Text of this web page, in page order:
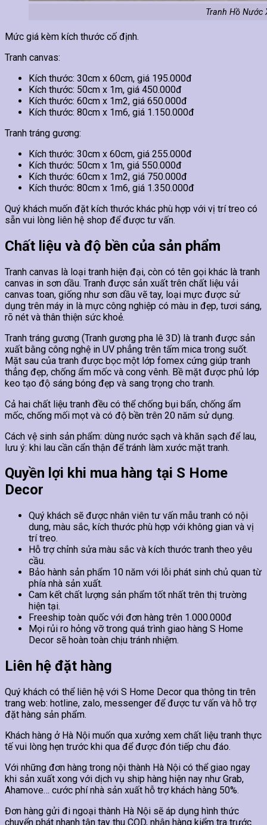
Tranh Hồ Nước
Mức giá kèm kích thước cố định.
Tranh canvas:
Kích thước: 30cm x 60cm, giá 195.000đ
Kích thước: 50cm x 1m, giá 450.000đ
Kích thước: 60cm x 1m2, giá 650.000đ
Kích thước: 80cm x 1m6, giá 1.150.000đ
Tranh tráng gương:
Kích thước: 30cm x 60cm, giá 255.000đ
Kích thước: 50cm x 1m, giá 550.000đ
Kích thước: 60cm x 1m2, giá 750.000đ
Kích thước: 80cm x 1m6, giá 1.350.000đ
Quý khách muốn đặt kích thước khác phù hợp với vị trí treo có
sẵn vui lòng liên hệ shop để được tư vấn.
Chất liệu và độ bền của sản phẩm
Tranh canvas là loại tranh hiện đại, còn có tên gọi khác là tranh
canvas in sơn dầu. Tranh được sản xuất trên chất liệu vải
canvas toan, giống như sơn dầu vẽ tay, loại mực được sử
dụng trên máy in là mực công nghiệp có màu in đẹp, tươi sáng,
rõ nét và thân thiện sức khoẻ.
Tranh tráng gương (Tranh gương pha lê 3D) là tranh được sản
xuất bằng công nghệ in UV phẳng trên tấm mica trong suốt.
Mặt sau của tranh được bọc một lớp fomex cứng giúp tranh
thẳng đẹp, chống ẩm mốc và cong vênh. Bề mặt được phủ lớp
keo tạo độ sáng bóng đẹp và sang trọng cho tranh.
Cả hai chất liệu tranh đều có thể chống bụi bẩn, chống ẩm
mốc, chống mối mọt và có độ bền trên 20 năm sử dụng.
Cách vệ sinh sản phẩm: dùng nước sạch và khăn sạch để lau,
lưu ý: khi lau cần cẩn thận để tránh làm xước mặt tranh.
Quyền lợi khi mua hàng tại S Home
Decor
Quý khách sẽ được nhân viên tư vấn mẫu tranh có nội
dung, màu sắc, kích thước phù hợp với không gian và vị
trí treo.
Hỗ trợ chỉnh sửa màu sắc và kích thước tranh theo yêu
cầu.
Bảo hành sản phẩm 10 năm với lỗi phát sinh chủ quan từ
phía nhà sản xuất.
Cam kết chất lượng sản phẩm tốt nhất trên thị trường
hiện tại.
Freeship toàn quốc với đơn hàng trên 1.000.000đ
Mọi rủi ro hỏng vỡ trong quá trình giao hàng S Home
Decor sẽ hoàn toàn chịu tránh nhiệm.
Liên hệ đặt hàng
Quý khách có thể liên hệ với S Home Decor qua thông tin trên
trang web: hotline, zalo, messenger để được tư vấn và hỗ trợ
đặt hàng sản phẩm.
Khách hàng ở Hà Nội muốn qua xưởng xem chất liệu tranh thực
tế vui lòng hẹn trước khi qua để được đón tiếp chu đáo.
Với những đơn hàng trong nội thành Hà Nội có thể giao ngay
khi sản xuất xong với dịch vụ ship hàng hiện nay như Grab,
Ahamove… cước phí nhà sản xuất hỗ trợ khách hàng 50%.
Đơn hàng gửi đi ngoại thành Hà Nội sẽ áp dụng hình thức
chuyển phát nhanh tận tay thu COD, nhận hàng kiểm tra trước